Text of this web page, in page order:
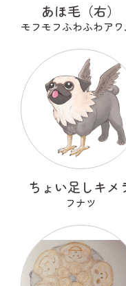
あほ毛（右）
モ
ちょい足しキメ
フナツ